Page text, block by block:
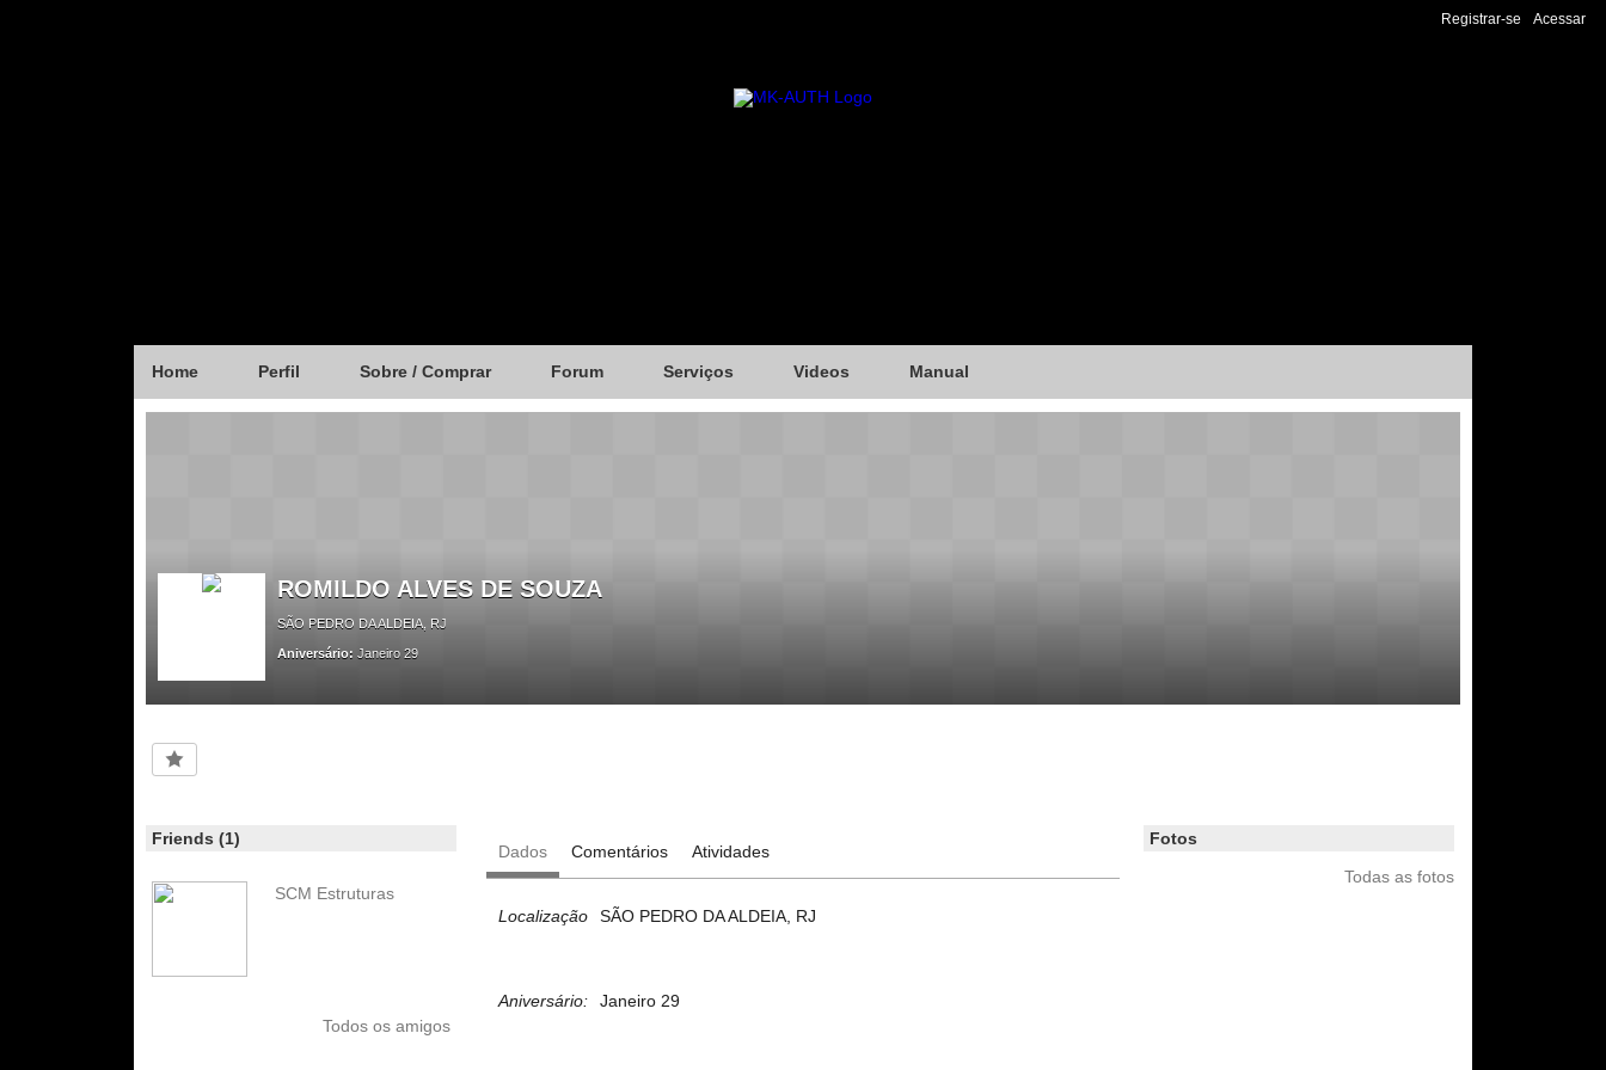
Registrar-se Acessar
Home Perfil Sobre / Comprar Forum Serviços Videos Manual
ROMILDO ALVES DE SOUZA
SÃO PEDRO DA ALDEIA, RJ
Aniversário: Janeiro 29
Dados Comentários Atividades
Localização SÃO PEDRO DA ALDEIA, RJ
Aniversário: Janeiro 29
Friends (1)
SCM Estruturas
Todos os amigos
Fotos
Todas as fotos